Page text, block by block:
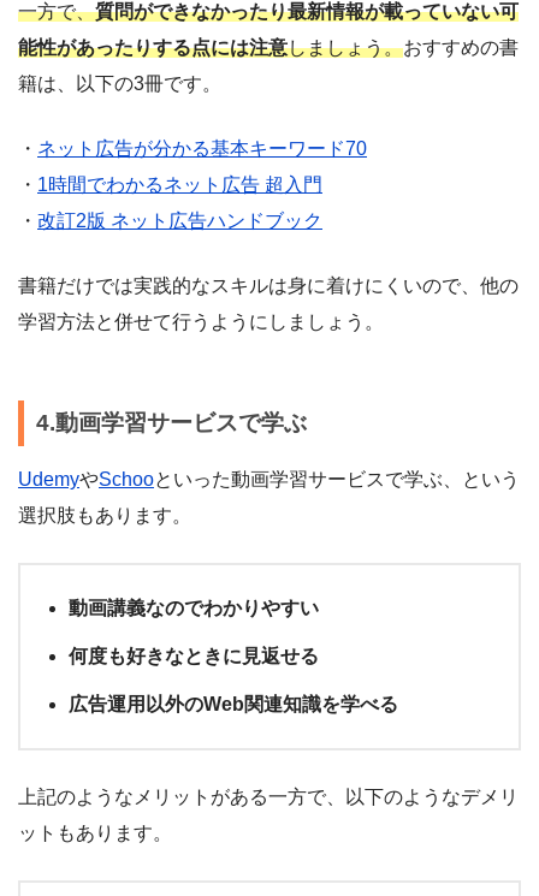
一方で、質問ができなかったり最新情報が載っていない可
能性があったりする点には注意しましょう。おすすめの書
籍は、以下の3冊です。
・ ネット広告が分かる基本キーワード70
・ 1時間でわかるネット広告 超入門
・ 改訂2版 ネット広告ハンドブック
書籍だけでは実践的なスキルは身に着けにくいので、他の
学習方法と併せて行うようにしましょう。
4.動画学習サービスで学ぶ
UdemyやSchooといった動画学習サービスで学ぶ、という
選択肢もあります。
動画講義なのでわかりやすい
何度も好きなときに見返せる
広告運用以外のWeb関連知識を学べる
上記のようなメリットがある一方で、以下のようなデメリ
ットもあります。